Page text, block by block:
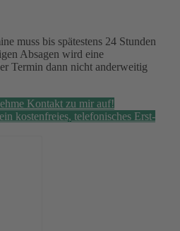
muss bis spätestens 24 Stunden
Absagen wird eine
Termin dann nicht anderweitig
Kontakt zu mir auf!
kostenfreies, telefonisches Erst-